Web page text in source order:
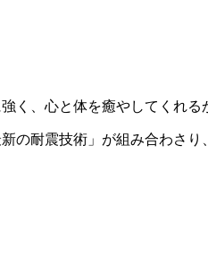
うか？
く、心と体を癒やしてくれ
耐震技術」が組み合わさり